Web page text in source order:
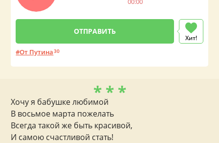
Хит!
От Путина30
* * *
Хочу я бабушке любимой
В восьмое марта пожелать
Всегда такой же быть красивой,
И самою счастливой стать!